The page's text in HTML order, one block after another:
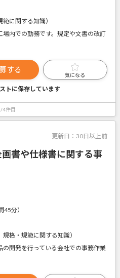
に関する知識）
場内での勤務です。規定や文書の改訂
する
気になる
トに保存しています
4件目
更新日： 30日以上前
画書や仕様書に関する事
分）
格・規範に関する知識）
の開発を行っている会社での事務作業